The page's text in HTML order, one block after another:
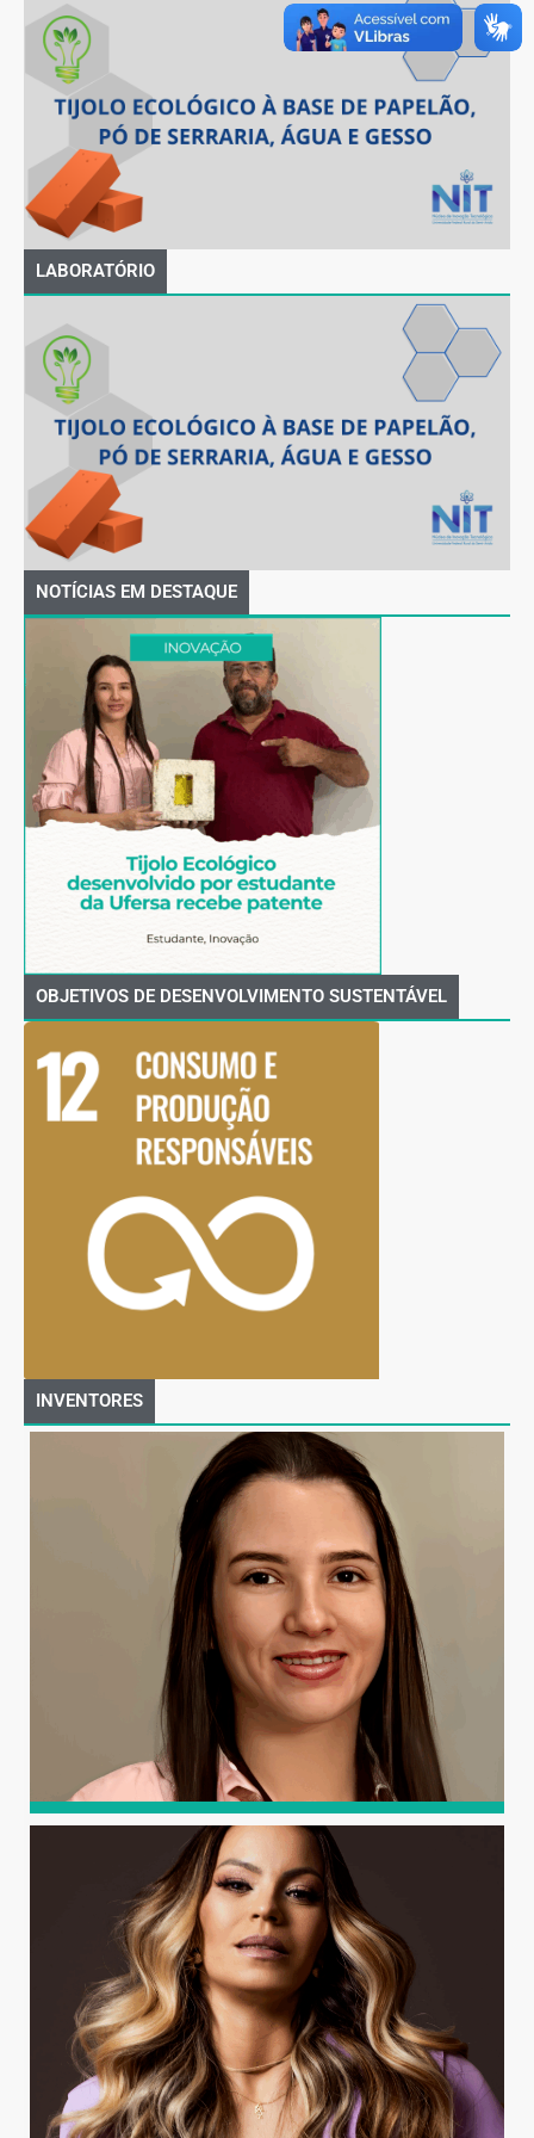
LABORATÓRIO
NOTÍCIAS EM DESTAQUE
OBJETIVOS DE DESENVOLVIMENTO SUSTENTÁVEL
INVENTORES
WALKNELLY DE FREITAS
RÊGO
Graduada em Ciência e Tecnologia pela UFERSA.